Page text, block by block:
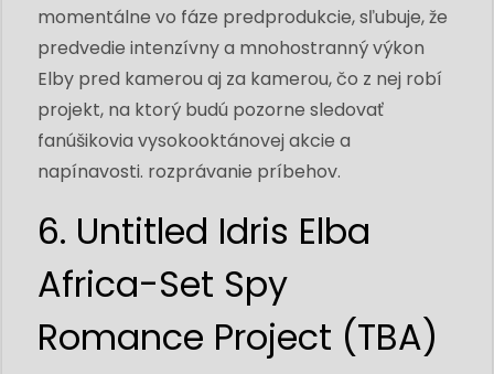
momentálne vo fáze predprodukcie, sľubuje, že
predvedie intenzívny a mnohostranný výkon
Elby pred kamerou aj za kamerou, čo z nej robí
projekt, na ktorý budú pozorne sledovať
fanúšikovia vysokooktánovej akcie a
napínavosti. rozprávanie príbehov.
6. Untitled Idris Elba
Africa-Set Spy
Romance Project (TBA)